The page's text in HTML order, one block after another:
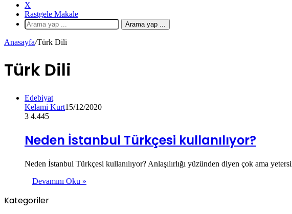
X
Rastgele Makale
Arama yap ...
Anasayfa/Türk Dili
Türk Dili
Edebiyat
Kelami Kurt15/12/2020
3 4.445
Neden İstanbul Türkçesi kullanılıyor?
Neden İstanbul Türkçesi kullanılıyor? Anlaşılırlığı yüzünden diyen çok ama
Devamını Oku »
Kategoriler